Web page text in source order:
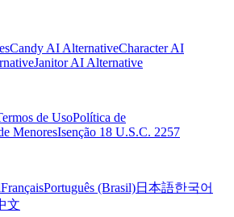
Candy AI AlternativeCharacter AI
Janitor AI Alternative
de UsoPolítica de
MenoresIsenção 18 U.S.C. 2257
FrançaisPortuguês (Brasil)日本語한국어
文